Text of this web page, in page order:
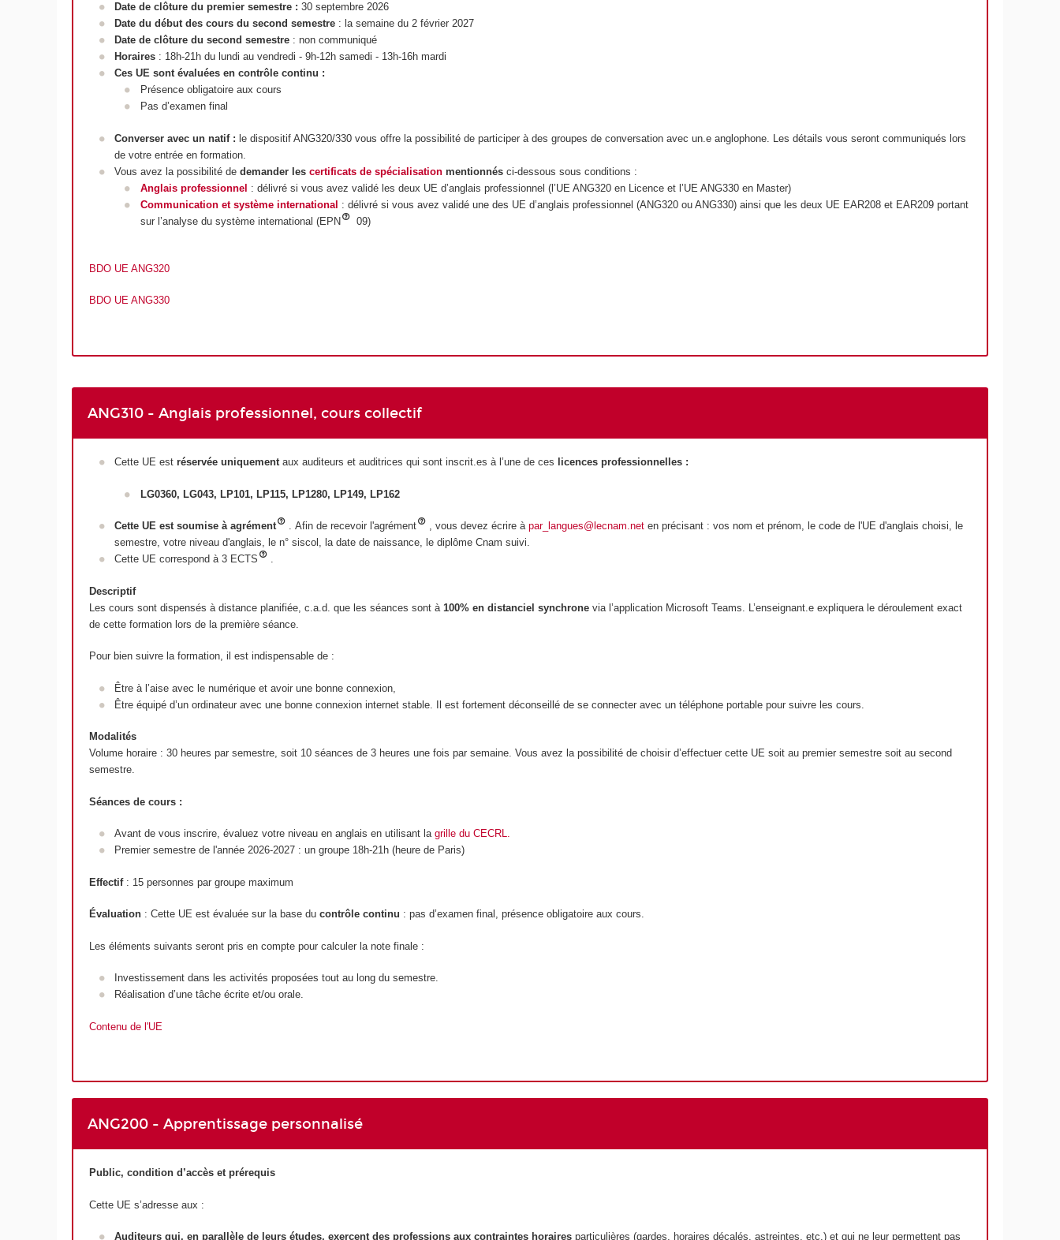
Date de clôture du premier semestre : 30 septembre 2026
Date du début des cours du second semestre : la semaine du 2 février 2027
Date de clôture du second semestre : non communiqué
Horaires : 18h-21h du lundi au vendredi - 9h-12h samedi - 13h-16h mardi
Ces UE sont évaluées en contrôle continu :
Présence obligatoire aux cours
Pas d’examen final
Converser avec un natif : le dispositif ANG320/330 vous offre la possibilité de participer à des groupes de conversation avec un.e anglophone. Les détails vous seront communiqués lors
de votre entrée en formation.
Vous avez la possibilité dedemander lescertificats de spécialisation mentionnés ci-dessous sous conditions :
Anglais professionnel : délivré si vous avez validé les deux UE d’anglais professionnel (l’UE ANG320 en Licence et l’UE ANG330 en Master)
Communication et système international : délivré si vous avez validé une des UE d’anglais professionnel (ANG320 ou ANG330) ainsi que les deux UE EAR208 et EAR209 portant
sur l’analyse du système international (EPN
09)
BDO UE ANG320
BDO UE ANG330
ANG310 - Anglais professionnel, cours collectif
Cette UE estréservée uniquementaux auditeurs et auditrices qui sont inscrit.es à l’une de ces licences professionnelles :
LG0360, LG043, LP101, LP115, LP1280, LP149, LP162
Cette UE est soumise à agrément . Afin de recevoir l'agrément , vous devez écrire àpar_langues@lecnam.net en précisant : vos nom et prénom, le code de l'UE d'anglais choisi, le
semestre, votre niveau d'anglais, le n° siscol, la date de naissance, le diplôme Cnam suivi.
Cette UE correspond à 3 ECTS
.
Descriptif
Les cours sont dispensés à distance planifiée, c.a.d. que les séances sont à 100% en distanciel synchronevia l’application Microsoft Teams. L’enseignant.e expliquera le déroulement exact
de cette formation lors de la première séance.
Pour bien suivre la formation, il est indispensable de :
Être à l’aise avec le numérique et avoir une bonne connexion,
Être équipé d’un ordinateur avec une bonne connexion internet stable. Il est fortement déconseillé de se connecter avec un téléphone portable pour suivre les cours.
Modalités
Volume horaire : 30 heures par semestre, soit 10 séances de 3 heures une fois par semaine. Vous avez la possibilité de choisir d’effectuer cette UE soit au premier semestre soit au second
semestre.
Séances de cours :
Avant de vous inscrire, évaluez votre niveau en anglais en utilisant lagrille du CECRL.
Premier semestre de l'année 2026-2027 : un groupe 18h-21h (heure de Paris)
Effectif: 15 personnes par groupe maximum
Évaluation: Cette UE est évaluée sur la base du contrôle continu : pas d’examen final, présence obligatoire aux cours.
Les éléments suivants seront pris en compte pour calculer la note finale :
Investissement dans les activités proposées tout au long du semestre.
Réalisation d’une tâche écrite et/ou orale.
Contenu de l'UE
ANG200 - Apprentissage personnalisé
Public, condition d’accès et prérequis
Cette UE s’adresse aux :
Auditeurs qui, en parallèle de leurs études, exercent des professions aux contraintes horaires particulières (gardes, horaires décalés, astreintes, etc.) et qui ne leur permettent pas